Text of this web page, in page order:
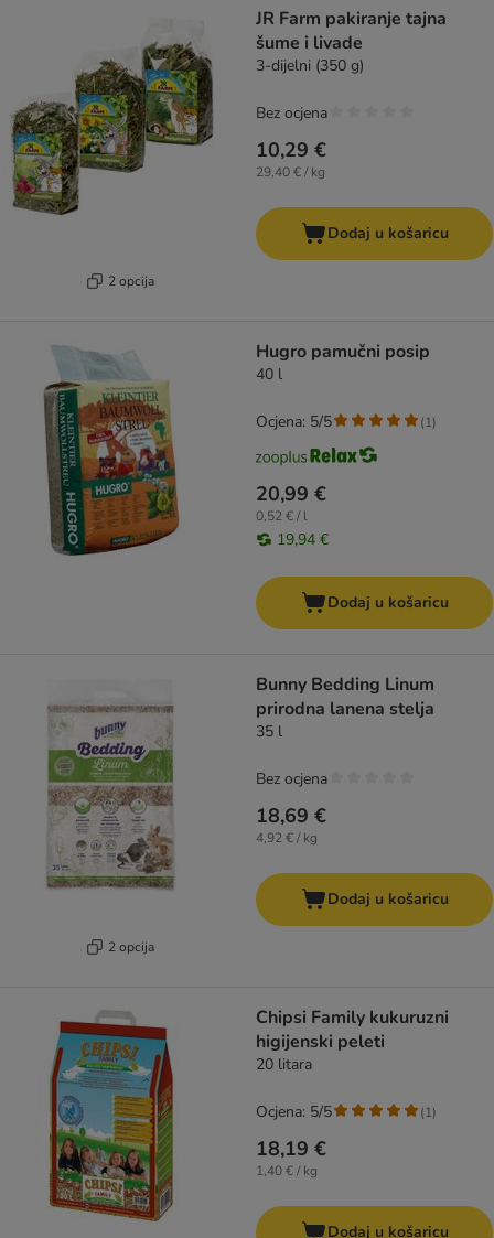
2 opcija
JR Farm pakiranje tajna
šume i livade
3-dijelni (350 g)
10,29 €
29,40 € / kg
Bez ocjena
Dodaj u košaricu
Hugro pamučni posip
40 l
20,99 €
0,52 € / l
19,94 €
Ocjena: 5/5 (1)
Dodaj u košaricu
2 opcija
Bunny Bedding Linum
prirodna lanena stelja
35 l
18,69 €
4,92 € / kg
Bez ocjena
Dodaj u košaricu
Chipsi Family kukuruzni
higijenski peleti
20 litara
18,19 €
1,40 € / kg
Ocjena: 5/5 (1)
Dodaj u košaricu